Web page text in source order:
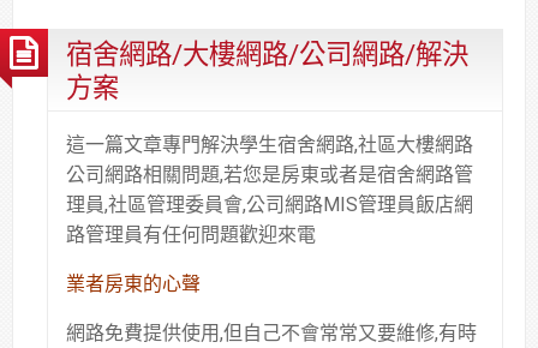
維
價
路/
網
路/
解
宿舍網路/大樓網路/公司網路/解決
方案
這一篇文章專門解決學生宿舍網路,社區大樓網路
公司網路相關問題,若您是房東或者是宿舍網路管
理員,社區管理委員會,公司網路MIS管理員飯店網
路管理員有任何問題歡迎來電
業者房東的心聲
網路免費提供使用,但自己不會常常又要維修,有時